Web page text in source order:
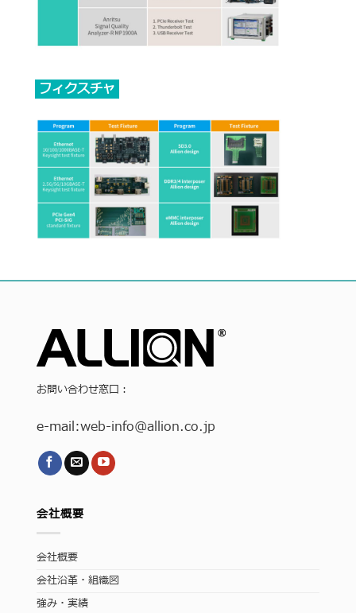
フィクスチャ
お問い合わせ窓口：
e-mail:web-info@allion.co.jp
会社概要
会社概要
会社沿革・組織図
強み・実績